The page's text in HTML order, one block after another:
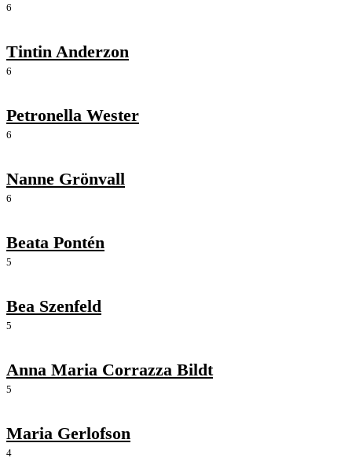
6
Tintin Anderzon
6
Petronella Wester
6
Nanne Grönvall
6
Beata Pontén
5
Bea Szenfeld
5
Anna Maria Corrazza Bildt
5
Maria Gerlofson
4